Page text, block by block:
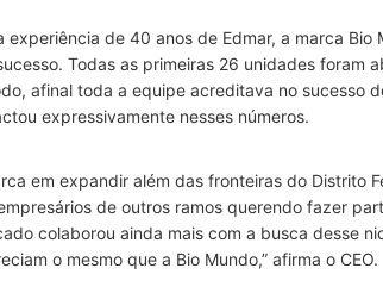
experiência de 40 anos de Edmar, a marca
Todas as primeiras 26 unidades foram
afinal toda a equipe acreditava no sucesso
expressivamente nesses números.
em expandir além das fronteiras do Distrito
de outros ramos querendo fazer
colaborou ainda mais com a busca desse
o mesmo que a Bio Mundo,” afirma o CEO.